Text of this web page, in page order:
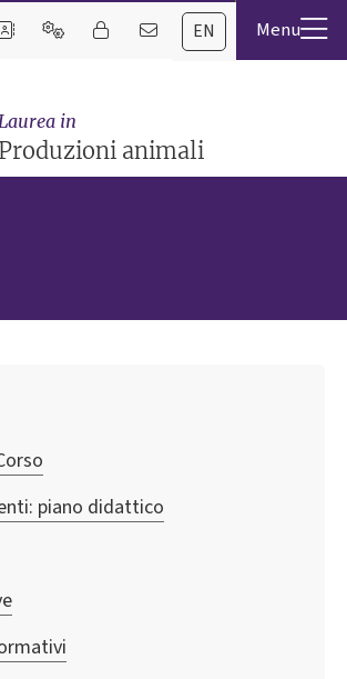
EN
in
Produzioni animali
piano didattico